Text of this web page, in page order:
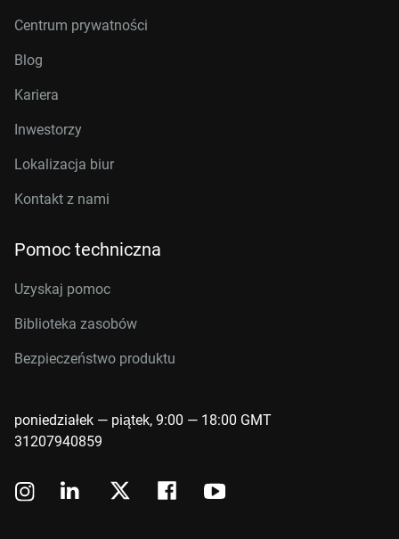
Centrum prywatności
Blog
Kariera
Inwestorzy
Lokalizacja biur
Kontakt z nami
Pomoc techniczna
Uzyskaj pomoc
Biblioteka zasobów
Bezpieczeństwo produktu
poniedziałek — piątek, 9:00 — 18:00 GMT
31207940859